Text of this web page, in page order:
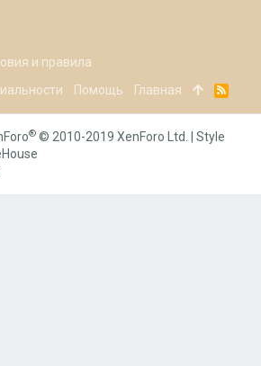
и правила
Помощь Главная
R
S
® © 2010-2019 XenForo Ltd.
Style